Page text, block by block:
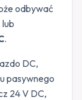
odbywać
lub
.
DC,
pasywnego
24 V DC,